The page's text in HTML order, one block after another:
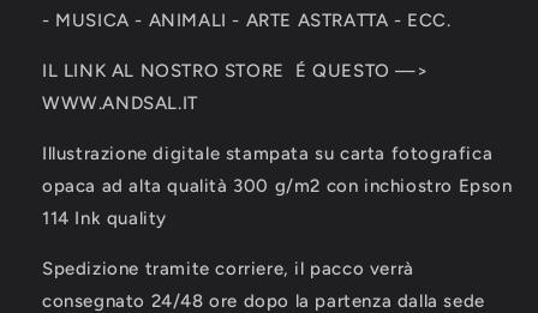
- MUSICA - ANIMALI - ARTE ASTRATTA - ECC.
IL LINK AL NOSTRO STORE É QUESTO —>
WWW.ANDSAL.IT
Illustrazione digitale stampata su carta fotografica
opaca ad alta qualità 300 g/m2 con inchiostro Epson
114 Ink quality
Spedizione tramite corriere, il pacco verrà
consegnato 24/48 ore dopo la partenza dalla sede